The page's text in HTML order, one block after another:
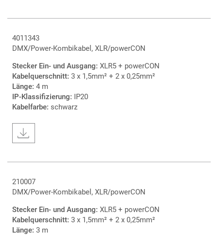
4011343
DMX/Power-Kombikabel, XLR/powerCON
Stecker Ein- und Ausgang: XLR5 + powerCON
Kabelquerschnitt: 3 x 1,5mm² + 2 x 0,25mm²
Länge: 4 m
IP-Klassifizierung: IP20
Kabelfarbe: schwarz
210007
DMX/Power-Kombikabel, XLR/powerCON
Stecker Ein- und Ausgang: XLR5 + powerCON
Kabelquerschnitt: 3 x 1,5mm² + 2 x 0,25mm²
Länge: 3 m